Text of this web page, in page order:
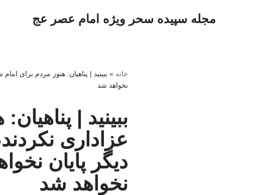
مجله سپیده سحر ویژه امام عصر عج
خانه » ببینید | پناهیان: هنوز مردم برای
نخواهد شد
ببینید |
عزاداری
دیگر پایان
نخواهد شد